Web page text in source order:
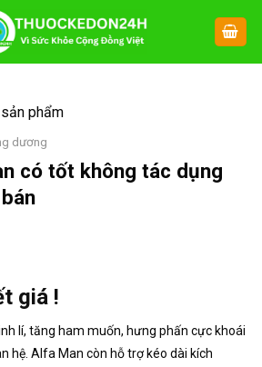
dương
có tốt không tác dụng
giá !
lí, tăng ham muốn, hưng phấn cực khoái
hệ. Alfa Man còn hỗ trợ kéo dài kích